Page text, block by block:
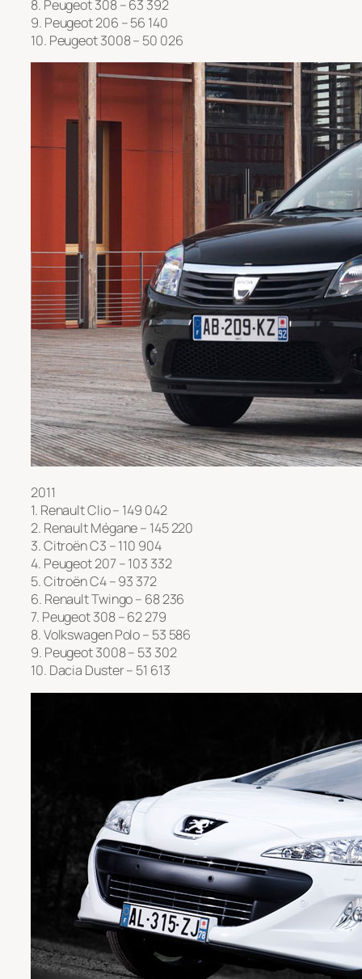
8. Peugeot 308 – 63 392
9. Peugeot 206 – 56 140
10. Peugeot 3008 – 50 026
2011
1. Renault Clio – 149 042
2. Renault Mégane – 145 220
3. Citroën C3 – 110 904
4. Peugeot 207 – 103 332
5. Citroën C4 – 93 372
6. Renault Twingo – 68 236
7. Peugeot 308 – 62 279
8. Volkswagen Polo – 53 586
9. Peugeot 3008 – 53 302
10. Dacia Duster – 51 613